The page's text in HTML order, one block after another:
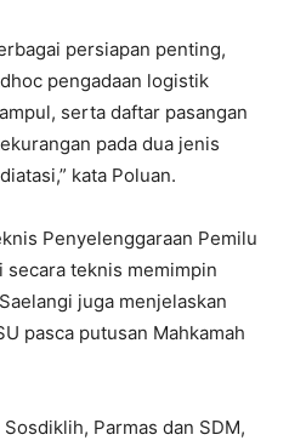
persiapan penting,
pengadaan logistik
serta daftar pasangan
pada dua jenis
kata Poluan.
Penyelenggaraan Pemilu
secara teknis memimpin
juga menjelaskan
pasca putusan Mahkamah
Parmas dan SDM,